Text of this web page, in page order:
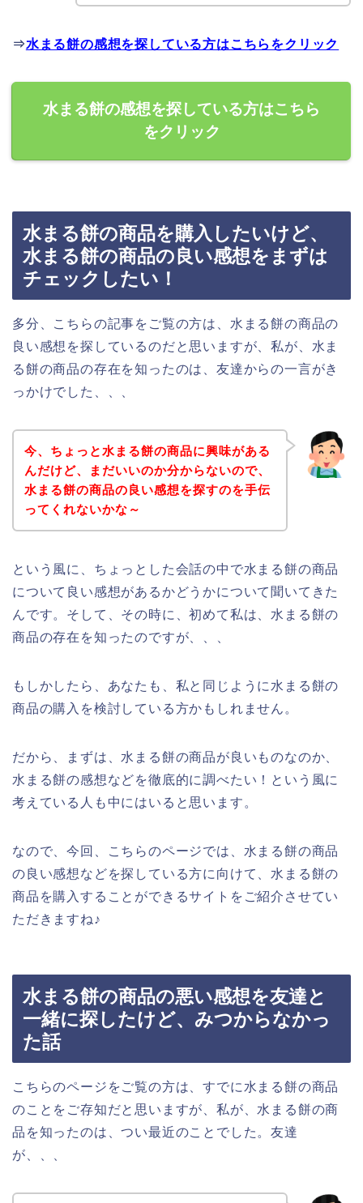
⇒水まる餅の感想を探している方はこちらをクリック
水まる餅の感想を探している方はこちら
をクリック
水まる餅の商品を購入したいけど、
水まる餅の商品の良い感想をまずは
チェックしたい！
多分、こちらの記事をご覧の方は、水まる餅の商品の
良い感想を探しているのだと思いますが、私が、水ま
る餅の商品の存在を知ったのは、友達からの一言がき
っかけでした、、、
今、ちょっと水まる餅の商品に興味がある
んだけど、まだいいのか分からないので、
水まる餅の商品の良い感想を探すのを手伝
ってくれないかな～
という風に、ちょっとした会話の中で水まる餅の商品
について良い感想があるかどうかについて聞いてきた
んです。そして、その時に、初めて私は、水まる餅の
商品の存在を知ったのですが、、、
もしかしたら、あなたも、私と同じように水まる餅の
商品の購入を検討している方かもしれません。
だから、まずは、水まる餅の商品が良いものなのか、
水まる餅の感想などを徹底的に調べたい！という風に
考えている人も中にはいると思います。
なので、今回、こちらのページでは、水まる餅の商品
の良い感想などを探している方に向けて、水まる餅の
商品を購入することができるサイトをご紹介させてい
ただきますね♪
水まる餅の商品の悪い感想を友達と
一緒に探したけど、みつからなかっ
た話
こちらのページをご覧の方は、すでに水まる餅の商品
のことをご存知だと思いますが、私が、水まる餅の商
品を知ったのは、つい最近のことでした。友達
が、、、